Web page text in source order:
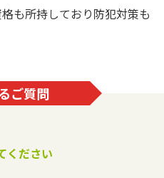
も所持しており防犯対策も
ご質問
ください